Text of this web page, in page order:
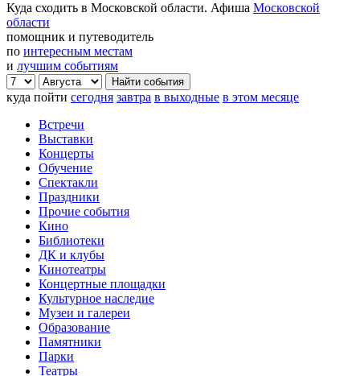
Куда сходить в Московской области. Афиша Московской
области
помощник и путеводитель
по интересным местам
и лучшим событиям
куда пойти сегодня завтра в выходные в этом месяце
Встречи
Выставки
Концерты
Обучение
Спектакли
Праздники
Прочие события
Кино
Библиотеки
ДК и клубы
Кинотеатры
Концертные площадки
Культурное наследие
Музеи и галереи
Образование
Памятники
Парки
Театры